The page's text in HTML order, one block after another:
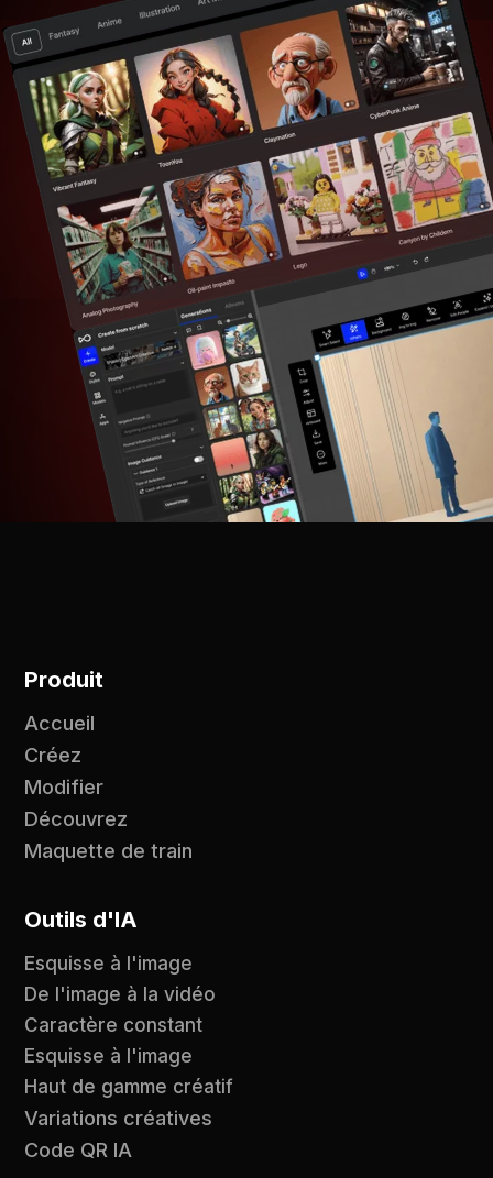
Produit
Accueil
Créez
Modifier
Découvrez
Maquette de train
Outils d'IA
Esquisse à l'image
De l'image à la vidéo
Caractère constant
Esquisse à l'image
Haut de gamme créatif
Variations créatives
Code QR IA